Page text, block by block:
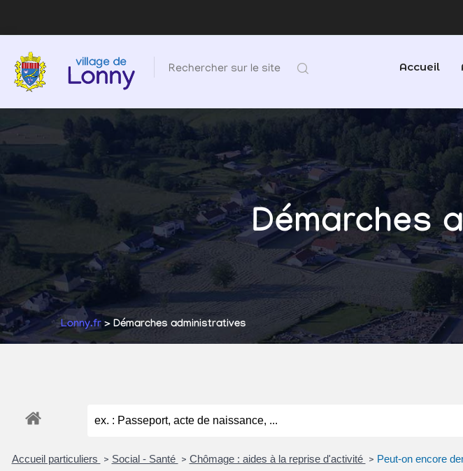
Rechercher sur le site Accueil
Démarches
Lonny.fr > Démarches administratives
Accueil particuliers > Social - Santé > Chômage : aides à la reprise d'activité > Peut-on encore